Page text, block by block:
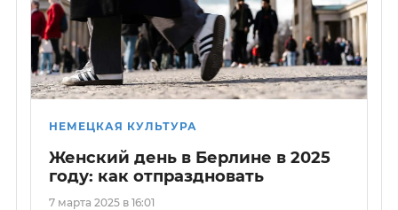
НЕМЕЦКАЯ КУЛЬТУРА
Женский день в Берлине в 2025
году: как отпраздновать
7 марта 2025 в 16:01